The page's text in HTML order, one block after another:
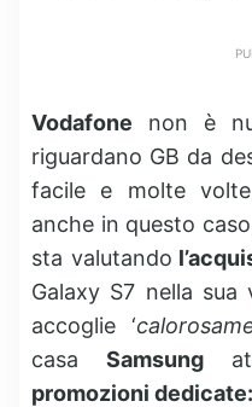
Vodafone non è
riguardano GB da
facile e molte
anche in questo
sta valutando
Galaxy S7 nella sua
accoglie ‘
casaSamsung
promozioni dedicate: